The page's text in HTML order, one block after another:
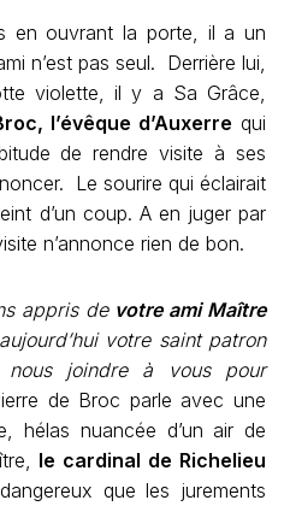
en ouvrant la porte, il a un
n’est pas seul. Derrière lui,
violette, il y a Sa Grâce,
l’évêque d’Auxerre qui
de rendre visite à ses
Le sourire qui éclairait
d’un coup. A en juger par
n’annonce rien de bon.
appris de votre ami Maître
votre saint patron
nous joindre à vous pour
de Broc parle avec une
hélas nuancée d’un air de
le cardinal de Richelieu
que les jurements